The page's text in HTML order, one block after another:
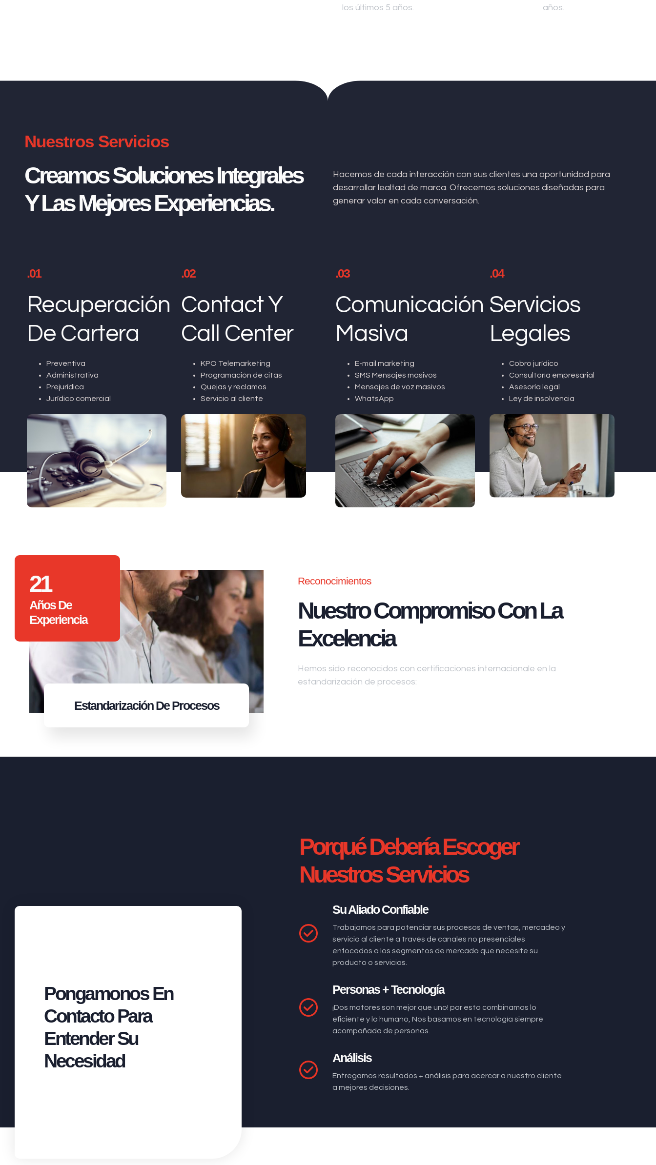
los últimos 5 años.
años.
Nuestros Servicios
Creamos Soluciones Integrales
Y Las Mejores Experiencias.
Hacemos de cada interacción con sus clientes una oportunidad para
desarrollar lealtad de marca. Ofrecemos soluciones diseñadas para
generar valor en cada conversación.
.01
Recuperación
De Cartera
Preventiva
Administrativa
Prejurídica
Jurídico comercial
.02
Contact Y
Call Center
KPO Telemarketing
Programación de citas
Quejas y reclamos
Servicio al cliente
.03
Comunicación
Masiva
E-mail marketing
SMS Mensajes masivos
Mensajes de voz masivos
WhatsApp
.04
Servicios
Legales
Cobro jurídico
Consultoría empresarial
Asesoría legal
Ley de insolvencia
21
Años De
Experiencia
EstandarizaciónDe Procesos
Reconocimientos
Nuestro Compromiso Con La
Excelencia
Hemos sido reconocidos con certificaciones internacionale en la
estandarización de procesos:
Pongamonos En
Contacto Para
Entender Su
Necesidad
Porqué Debería Escoger
Nuestros Servicios
Su Aliado Confiable
Trabajamos para potenciar sus procesos de ventas, mercadeo y
servicio al cliente a través de canales no presenciales
enfocados a los segmentos de mercado que necesite su
producto o servicios.
Personas + Tecnología
¡Dos motores son mejor que uno! por esto combinamos lo
eficiente y lo humano, Nos basamos en tecnología siempre
acompañada de personas.
Análisis
Entregamos resultados + análisis para acercar a nuestro cliente
a mejores decisiones.